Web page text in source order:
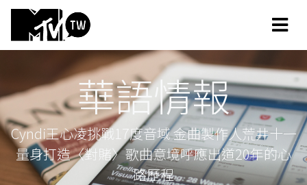
華語情報
Cyndi王心凌挑戰17度音域 金曲製作人荒井十一
量身打造〈對賭〉歌曲意境呼應出道20年的心
路歷程